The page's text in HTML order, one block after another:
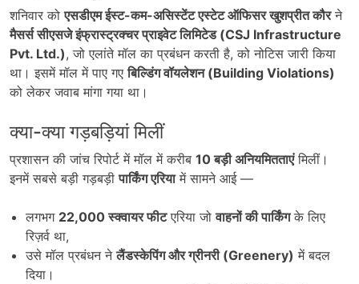
शनिवार कोएसडीएम ईस्ट-कम-असिस्टेंट एस्टेट ऑफिसर खुशप्रीत कौरने
मैसर्स सीएसजे इंफ्रास्ट्रक्चर प्राइवेट लिमिटेड (CSJ Infrastructure
Pvt. Ltd.), जो एलांते मॉल का प्रबंधन करती है, को नोटिस जारी किया
था। इसमें मॉल में पाए गएबिल्डिंग वॉयलेशन (Building Violations)
को लेकर जवाब मांगा गया था।
क्या-क्या गड़बड़ियां मिलीं
प्रशासन की जांच रिपोर्ट में मॉल में करीब 10बड़ी अनियमितताएंमिलीं।
इनमें सबसे बड़ी गड़बड़ीपार्किंग एरियामें सामने आई —
लगभग 22,000स्क्वायर फीटएरिया जोवाहनों की पार्किंगके लिए
रिज़र्व था,
उसे मॉल प्रबंधन नेलैंडस्केपिंग और ग्रीनरी (Greenery) में बदल
दिया।